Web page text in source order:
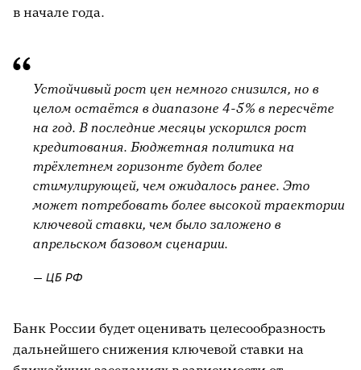
в начале года.
Устойчивый рост цен немного снизился, но в
целом остаётся в диапазоне 4-5% в пересчёте
на год. В последние месяцы ускорился рост
кредитования. Бюджетная политика на
трёхлетнем горизонте будет более
стимулирующей, чем ожидалось ранее. Это
может потребовать более высокой траектории
ключевой ставки, чем было заложено в
апрельском базовом сценарии.
— ЦБ РФ
Банк России будет оценивать целесообразность
дальнейшего снижения ключевой ставки на